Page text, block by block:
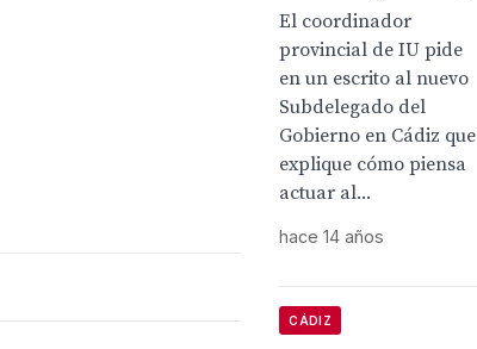
El coordinador
provincial de IU pide
en un escrito al nuevo
Subdelegado del
Gobierno en Cádiz que
explique cómo piensa
actuar al...
hace 14 años
CÁDIZ